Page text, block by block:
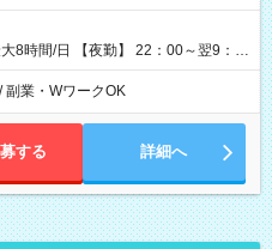
8時間/日 【夜勤】 22：00～翌9：
ら翌9時 など ※上記の時間
じ曜日での勤務となります）
副業・WワークOK
する 詳細へ